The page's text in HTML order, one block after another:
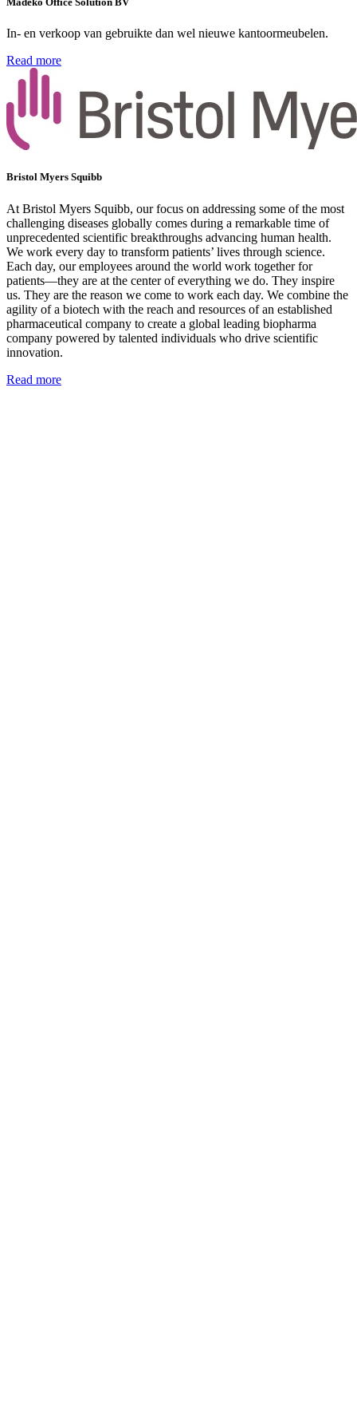
In- en verkoop van gebruikte dan wel nieuwe kantoormeubelen.
Read more
Bristol Myers Squibb
At Bristol Myers Squibb, our focus on addressing some of the most
challenging diseases globally comes during a remarkable time of
unprecedented scientific breakthroughs advancing human health.
We work every day to transform patients’ lives through science.
Each day, our employees around the world work together for
patients—they are at the center of everything we do. They inspire
us. They are the reason we come to work each day. We combine the
agility of a biotech with the reach and resources of an established
pharmaceutical company to create a global leading biopharma
company powered by talented individuals who drive scientific
innovation.
Read more